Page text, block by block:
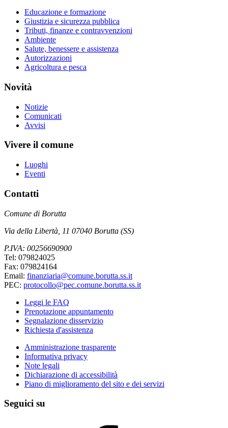
Educazione e formazione
Giustizia e sicurezza pubblica
Tributi, finanze e contravvenzioni
Ambiente
Salute, benessere e assistenza
Autorizzazioni
Agricoltura e pesca
Novità
Notizie
Comunicati
Avvisi
Vivere il comune
Luoghi
Eventi
Contatti
Comune di Borutta
Via della Libertà, 11 07040 Borutta (SS)
P.IVA: 00256690900
Tel: 079824025
Fax: 079824164
Email: finanziaria@comune.borutta.ss.it
PEC: protocollo@pec.comune.borutta.ss.it
Leggi le FAQ
Prenotazione appuntamento
Segnalazione disservizio
Richiesta d'assistenza
Amministrazione trasparente
Informativa privacy
Note legali
Dichiarazione di accessibilità
Piano di miglioramento del sito e dei servizi
Seguici su